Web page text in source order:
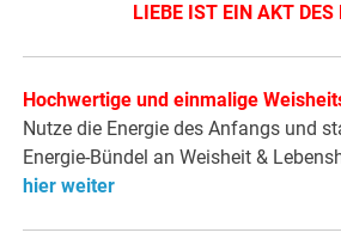
LIEBE IST EIN AKT DES
Hochwertige und einmalige
Nutze die Energie des Anfangs und
Energie-Bündel an Weisheit &
hier weiter